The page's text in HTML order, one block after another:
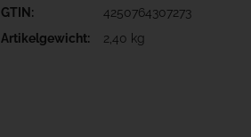
GTIN:
4250764307273
Artikelgewicht:
2,40 kg